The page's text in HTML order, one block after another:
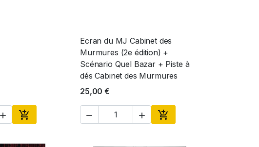
rapide
 
Ajouter au panier
 Aperçu rapide
Ecran du MJ Cabinet des
Murmures (2e édition) +
Scénario Quel Bazar + Piste à
dés Cabinet des Murmures
25,00 €
  
Ajouter au panier